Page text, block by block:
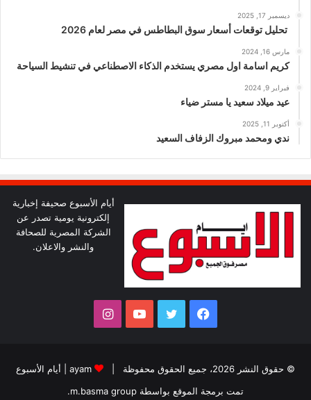
ديسمبر 17, 2025
تحليل توقعات أسعار سوق البطاطس في مصر لعام 2026
مارس 16, 2024
كريم اسامة اول مصري يستخدم الذكاء الاصطناعي في تنشيط السياحة
فبراير 9, 2024
عيد ميلاد سعيد يا مستر ضياء
أكتوبر 11, 2025
ندي ومحمد مبروك الزفاف السعيد
أيام الأسبوع صحيفة إخبارية
إلكترونية يومية تصدر عن
الشركة المصرية للصحافة
والنشر والاعلان.
فيسبوك تويتر يوتيوبانستقرام
© حقوق النشر 2026، جميع الحقوق محفوظة | ayam
أيام الأسبوع
تمت برمجة الموقع بواسطة m.basma group
.